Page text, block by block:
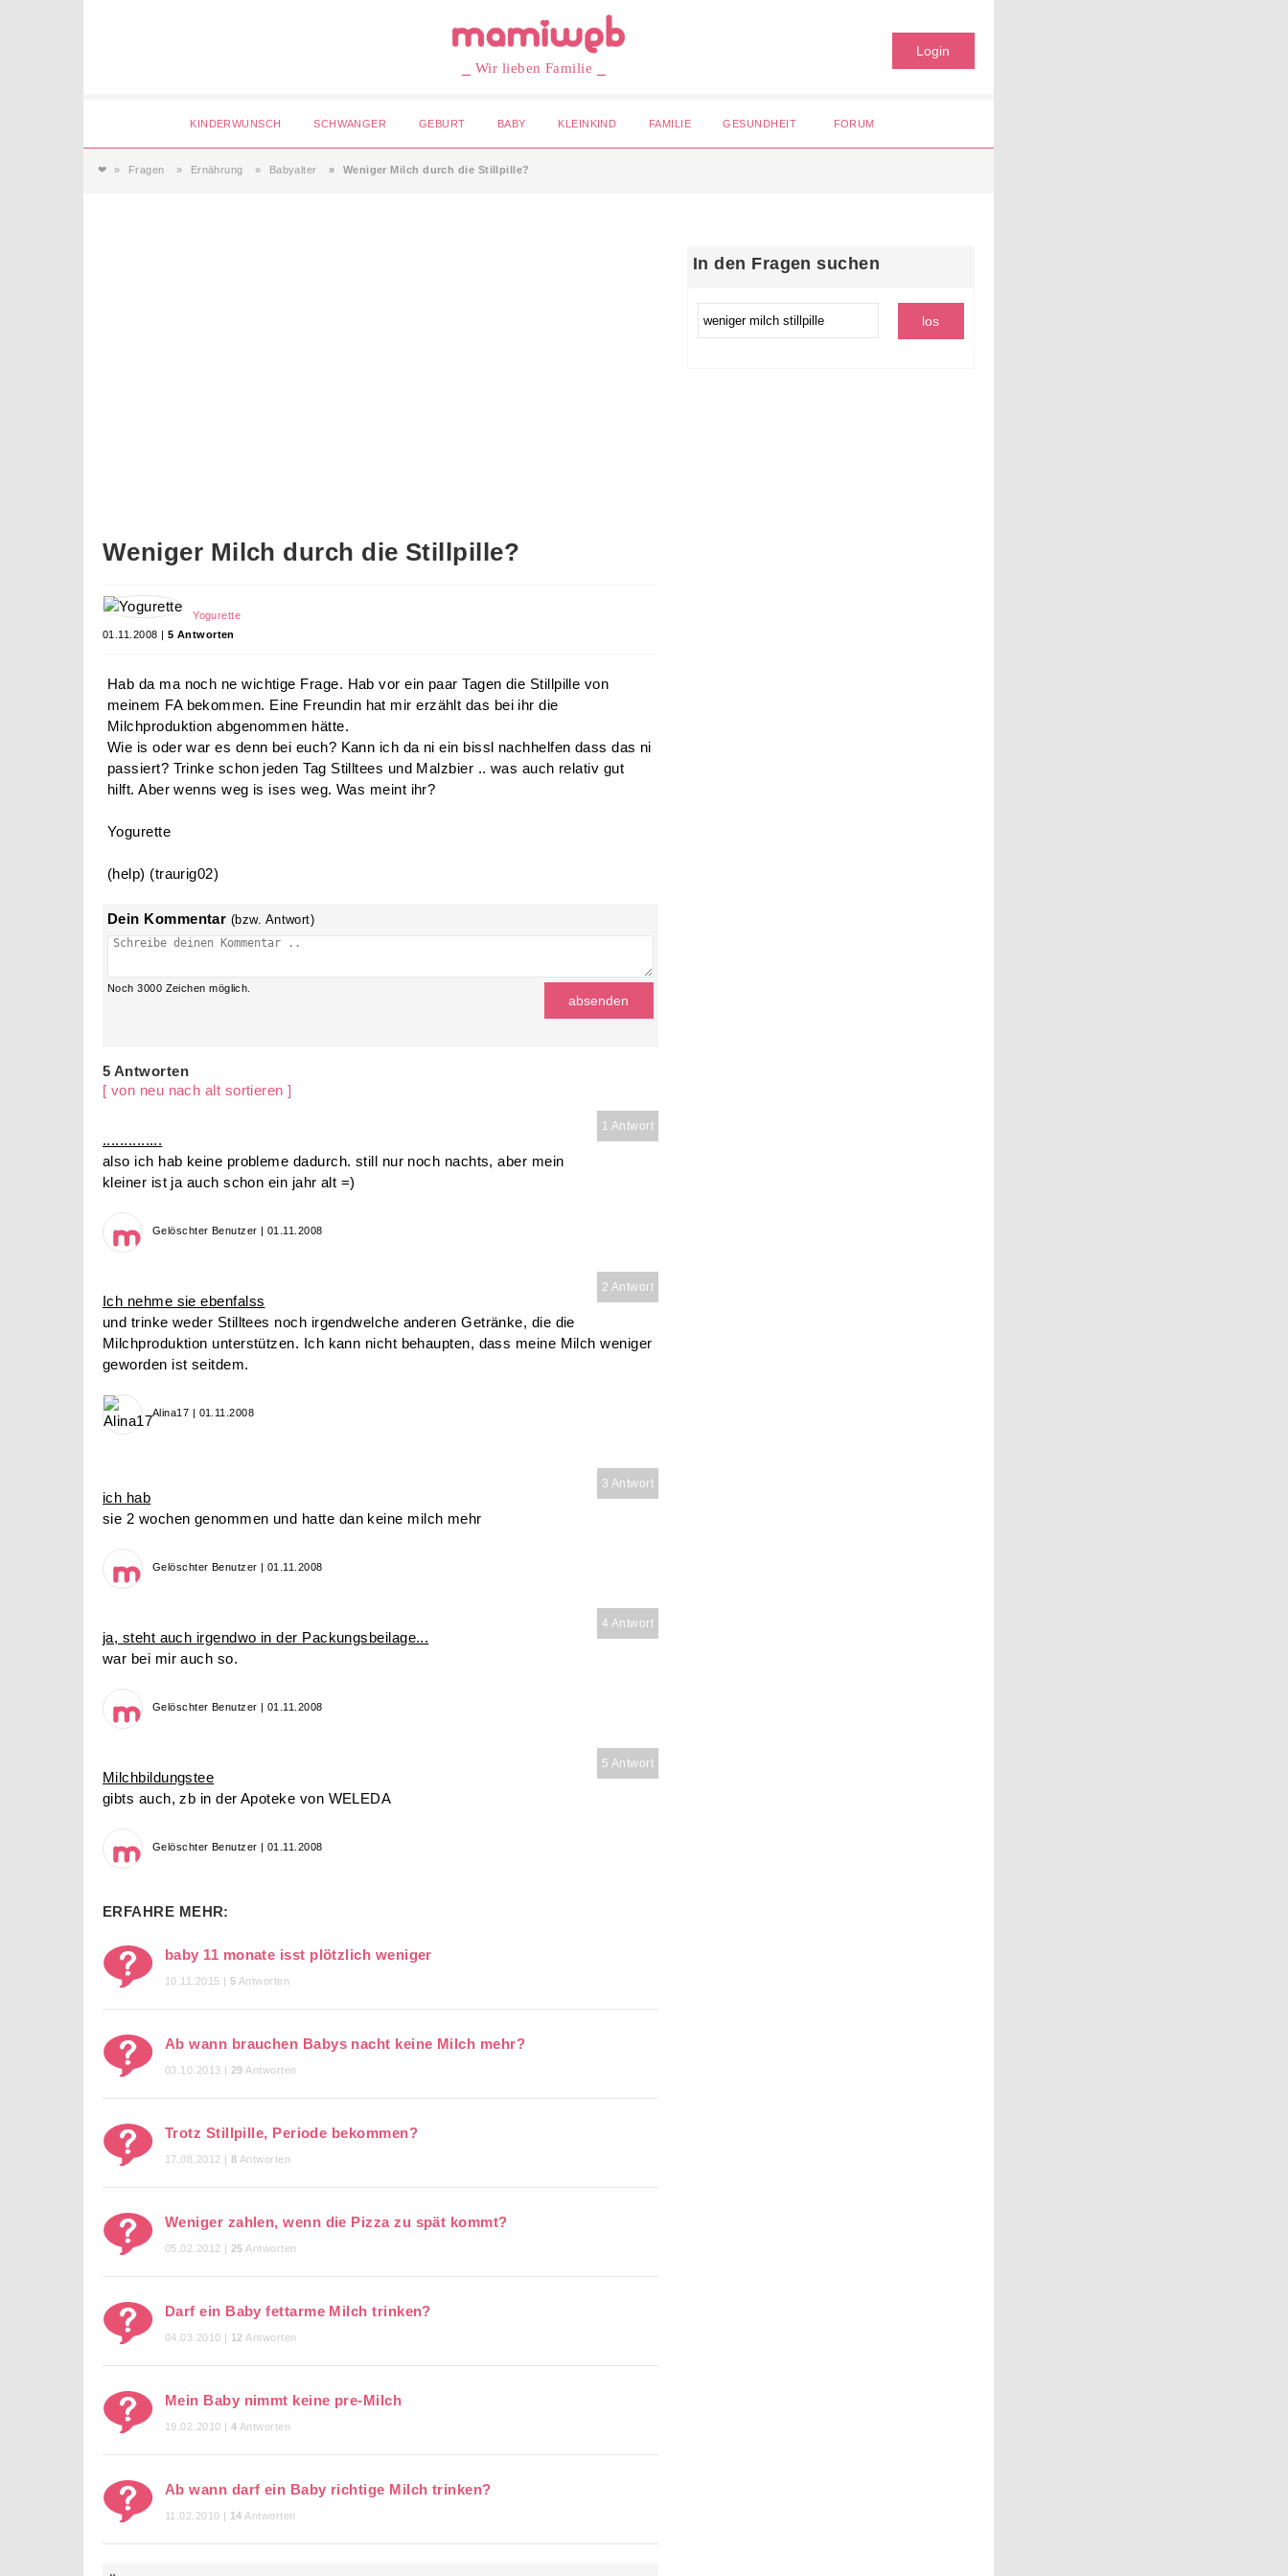
⎯ Wir lieben Familie ⎯
Login
KINDERWUNSCH SCHWANGER GEBURT BABY KLEINKIND FAMILIE GESUNDHEIT FORUM
❤ Fragen Ernährung Babyalter Weniger Milch durch die Stillpille?
Weniger Milch durch die Stillpille?
Yogurette
01.11.2008 | 5 Antworten
Hab da ma noch ne wichtige Frage. Hab vor ein paar Tagen die Stillpille von
meinem FA bekommen. Eine Freundin hat mir erzählt das bei ihr die
Milchproduktion abgenommen hätte.
Wie is oder war es denn bei euch? Kann ich da ni ein bissl nachhelfen dass das ni
passiert? Trinke schon jeden Tag Stilltees und Malzbier .. was auch relativ gut
hilft. Aber wenns weg is ises weg. Was meint ihr?
Yogurette
(help) (traurig02)
Dein Kommentar (bzw. Antwort)
Noch3000 Zeichen möglich.
5 Antworten
[ von neu nach alt sortieren ]
1 Antwort
..............
also ich hab keine probleme dadurch. still nur noch nachts, aber mein
kleiner ist ja auch schon ein jahr alt =)
Gelöschter Benutzer | 01.11.2008
2 Antwort
Ich nehme sie ebenfalss
und trinke weder Stilltees noch irgendwelche anderen Getränke, die die
Milchproduktion unterstützen. Ich kann nicht behaupten, dass meine Milch weniger
geworden ist seitdem.
Alina17 | 01.11.2008
3 Antwort
ich hab
sie 2 wochen genommen und hatte dan keine milch mehr
Gelöschter Benutzer | 01.11.2008
4 Antwort
ja, steht auch irgendwo in der Packungsbeilage...
war bei mir auch so.
Gelöschter Benutzer | 01.11.2008
5 Antwort
Milchbildungstee
gibts auch, zb in der Apoteke von WELEDA
Gelöschter Benutzer | 01.11.2008
ERFAHRE MEHR:
baby 11 monate isst plötzlich weniger
10.11.2015 | 5 Antworten
Ab wann brauchen Babys nacht keine Milch mehr?
03.10.2013 | 29 Antworten
Trotz Stillpille, Periode bekommen?
17.08.2012 | 8 Antworten
Weniger zahlen, wenn die Pizza zu spät kommt?
05.02.2012 | 25 Antworten
Darf ein Baby fettarme Milch trinken?
04.03.2010 | 12 Antworten
Mein Baby nimmt keine pre-Milch
19.02.2010 | 4 Antworten
Ab wann darf ein Baby richtige Milch trinken?
11.02.2010 | 14 Antworten
In den Fragen suchen